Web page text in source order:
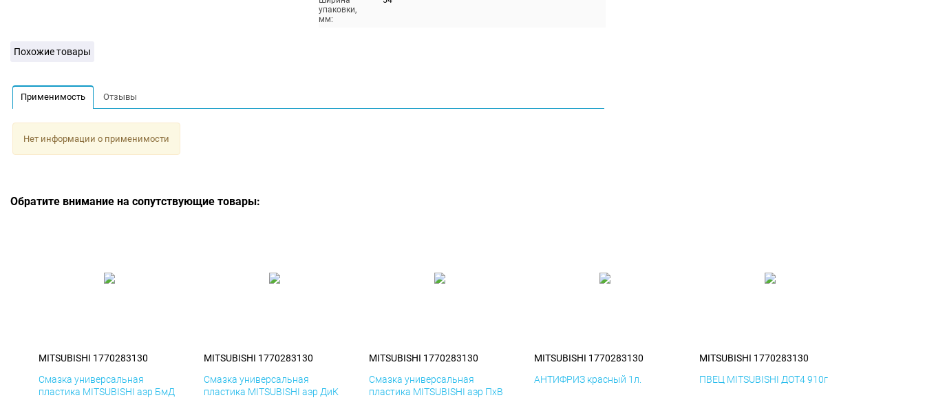
упаковки,
мм:
Похожие товары
Применимость Отзывы
Нет информации о применимости
Обратите внимание на сопутствующие товары:
MITSUBISHI 1770283130
Смазка универсальная
пластика MITSUBISHI аэр БмД
MITSUBISHI 1770283130
Смазка универсальная
пластика MITSUBISHI аэр ДиК
MITSUBISHI 1770283130
Смазка универсальная
пластика MITSUBISHI аэр ПхВ
MITSUBISHI 1770283130
АНТИФРИЗ красный 1л.
MITSUBISHI 1770283130
ПВЕЦ MITSUBISHI ДОТ4 910г